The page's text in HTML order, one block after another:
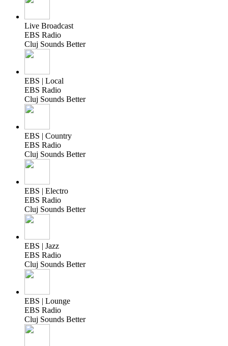
Live Broadcast
EBS Radio
Cluj Sounds Better
EBS | Local
EBS Radio
Cluj Sounds Better
EBS | Country
EBS Radio
Cluj Sounds Better
EBS | Electro
EBS Radio
Cluj Sounds Better
EBS | Jazz
EBS Radio
Cluj Sounds Better
EBS | Lounge
EBS Radio
Cluj Sounds Better